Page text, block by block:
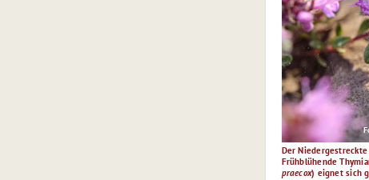
Der
Frühblühende
praecox) eignet sich